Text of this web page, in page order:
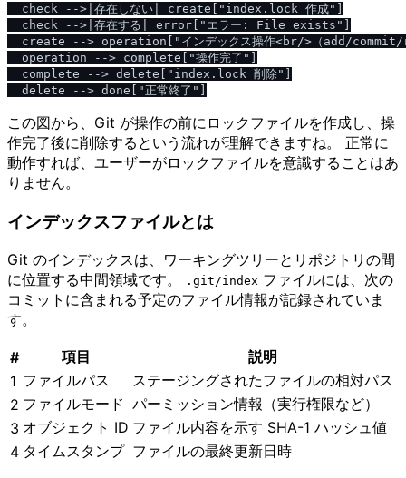
  check -->|存在しない| create["index.lock 作成"]
  check -->|存在する| error["エラー: File exists"]
create --> operation["インデックス操作<br/>（add/
  operation --> complete["操作完了"]
  complete --> delete["index.lock 削除"]
この図から、Git が操作の前にロックファイルを作成し、操
作完了後に削除するという流れが理解できますね。 正常に
動作すれば、ユーザーがロックファイルを意識することはあ
りません。
インデックスファイルとは
Git のインデックスは、ワーキングツリーとリポジトリの間
に位置する中間領域です。
.git​/​index ファイルには、次の
コミットに含まれる予定のファイル情報が記録されていま
す。
# 項目
説明
1 ファイルパス
ステージングされたファイルの相対パス
2 ファイルモード パーミッション情報（実行権限など）
3 オブジェクト ID ファイル内容を示す SHA-1 ハッシュ値
4 タイムスタンプ ファイルの最終更新日時